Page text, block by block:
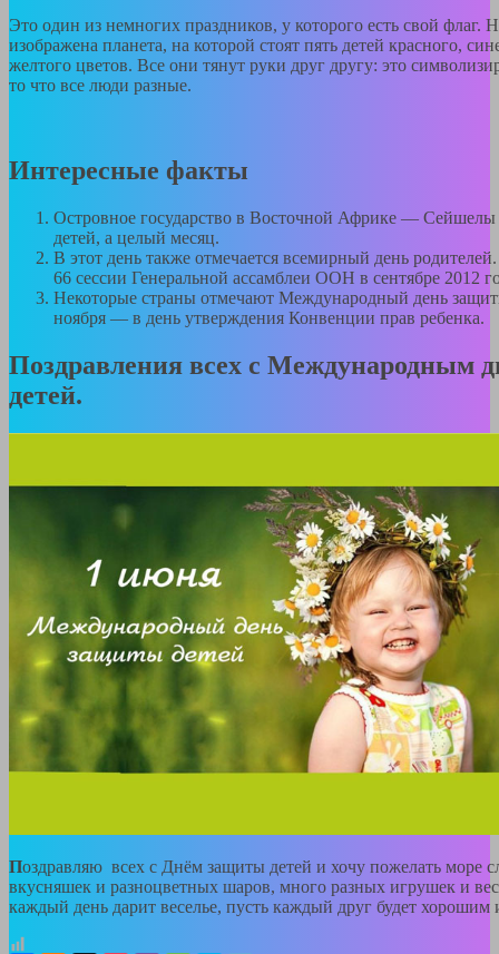
Это один из немногих праздников, у которого есть свой флаг.
изображена планета, на которой стоят пять детей красного,
желтого цветов. Все они тянут руки друг другу: это
то что все люди разные.
Интересные факты
Островное государство в Восточной Африке —
детей, а целый месяц.
В этот день также отмечается всемирный день
66 сессии Генеральной ассамблеи ООН в сентябре 2012
Некоторые страны отмечают Международный день
ноября — в день утверждения Конвенции прав ребенка.
Поздравления всех с Международным
детей.
Поздравляю всех с Днём защиты детей и хочу пожелать море
вкусняшек и разноцветных шаров, много разных игрушек и
каждый день дарит веселье, пусть каждый друг будет